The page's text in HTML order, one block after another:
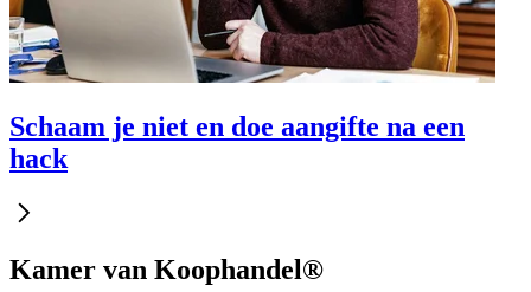
Schaam je niet en doe aangifte na een
hack
Kamer van Koophandel®